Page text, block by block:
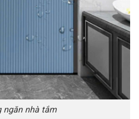
ngăn nhà tắm